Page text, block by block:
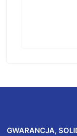
GWARANCJA,